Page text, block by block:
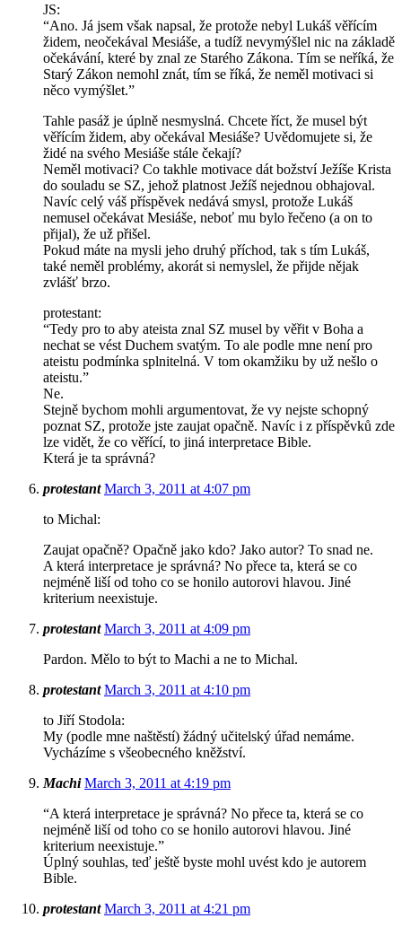
JS:
“Ano. Já jsem však napsal, že protože nebyl Lukáš věřícím
židem, neočekával Mesiáše, a tudíž nevymýšlel nic na základě
očekávání, které by znal ze Starého Zákona. Tím se neříká, že
Starý Zákon nemohl znát, tím se říká, že neměl motivaci si
něco vymýšlet.”
Tahle pasáž je úplně nesmyslná. Chcete říct, že musel být
věřícím židem, aby očekával Mesiáše? Uvědomujete si, že
židé na svého Mesiáše stále čekají?
Neměl motivaci? Co takhle motivace dát božství Ježíše Krista
do souladu se SZ, jehož platnost Ježíš nejednou obhajoval.
Navíc celý váš příspěvek nedává smysl, protože Lukáš
nemusel očekávat Mesiáše, neboť mu bylo řečeno (a on to
přijal), že už přišel.
Pokud máte na mysli jeho druhý příchod, tak s tím Lukáš,
také neměl problémy, akorát si nemyslel, že přijde nějak
zvlášť brzo.
protestant:
“Tedy pro to aby ateista znal SZ musel by věřit v Boha a
nechat se vést Duchem svatým. To ale podle mne není pro
ateistu podmínka splnitelná. V tom okamžiku by už nešlo o
ateistu.”
Ne.
Stejně bychom mohli argumentovat, že vy nejste schopný
poznat SZ, protože jste zaujat opačně. Navíc i z příspěvků zde
lze vidět, že co věřící, to jiná interpretace Bible.
Která je ta správná?
protestant March 3, 2011 at 4:07 pm
to Michal:
Zaujat opačně? Opačně jako kdo? Jako autor? To snad ne.
A která interpretace je správná? No přece ta, která se co
nejméně liší od toho co se honilo autorovi hlavou. Jiné
kriterium neexistuje.
protestant March 3, 2011 at 4:09 pm
Pardon. Mělo to být to Machi a ne to Michal.
protestant March 3, 2011 at 4:10 pm
to Jiří Stodola:
My (podle mne naštěstí) žádný učitelský úřad nemáme.
Vycházíme s všeobecného kněžství.
Machi March 3, 2011 at 4:19 pm
“A která interpretace je správná? No přece ta, která se co
nejméně liší od toho co se honilo autorovi hlavou. Jiné
kriterium neexistuje.”
Úplný souhlas, teď ještě byste mohl uvést kdo je autorem
Bible.
protestant March 3, 2011 at 4:21 pm